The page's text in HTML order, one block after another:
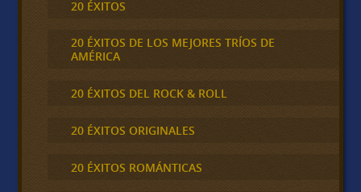
20 ÉXITOS
20 ÉXITOS DE LOS MEJORES TRÍOS DE
AMÉRICA
20 ÉXITOS DEL ROCK & ROLL
20 ÉXITOS ORIGINALES
20 ÉXITOS ROMÁNTICAS